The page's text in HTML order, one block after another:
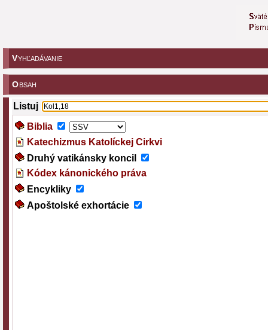
VYHĽADÁVANIE
OBSAH
Listuj